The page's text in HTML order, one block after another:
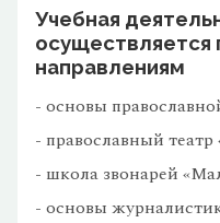
Учебная
направлениям
- основы
- православный театр
- школа звонарей
- основы